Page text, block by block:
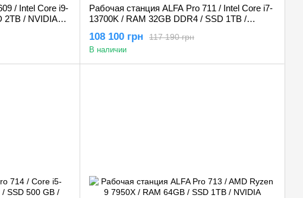
/ Intel Core i9-
2TB / NVIDIA
Рабочая станция ALFA Pro 711 / Intel Core i7-
13700K / RAM 32GB DDR4 / SSD 1TB /
117 190 грн
108 100 грн
В наличии